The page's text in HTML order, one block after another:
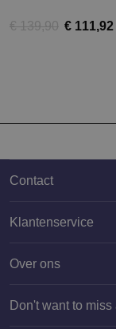
€ 139,90 € 111,92
Contact
020 659 3444
Klantenservice
Over ons
Don't want to